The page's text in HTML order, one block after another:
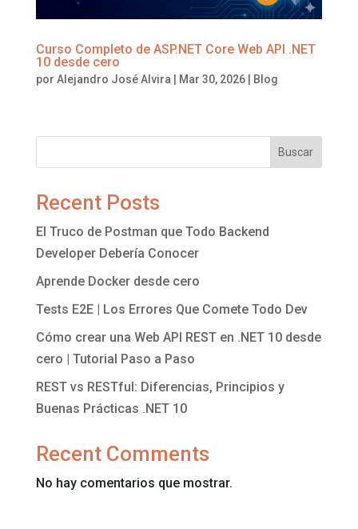
Curso Completo de ASP.NET Core Web API .NET
10 desde cero
por Alejandro José Alvira Mar 30, 2026| Blog
Buscar
Recent Posts
El Truco de Postman que Todo Backend
Developer Debería Conocer
Aprende Docker desde cero
Tests E2E | Los Errores Que Comete Todo Dev
Cómo crear una Web API REST en .NET 10 desde
cero | Tutorial Paso a Paso
REST vs RESTful: Diferencias, Principios y
Buenas Prácticas .NET 10
Recent Comments
No hay comentarios que mostrar.